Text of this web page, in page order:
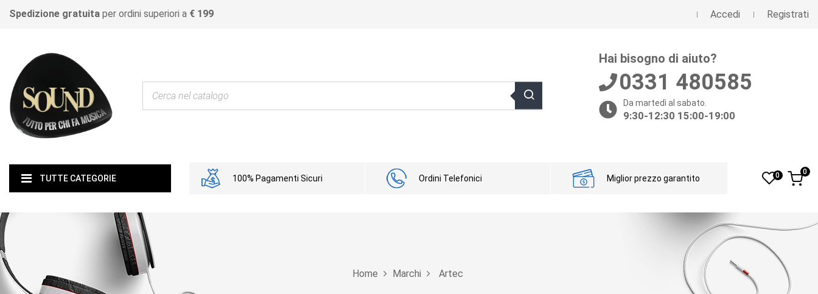
Spedizione gratuita per ordini superiori a € 199 Accedi Registrati
Hai bisogno di aiuto?
0331 480585
Da martedì al sabato.
9:30-12:30 15:00-19:00
TUTTE CATEGORIE 100% Pagamenti Sicuri Ordini Telefonici Miglior prezzo garantito 0 0
Home Marchi Artec